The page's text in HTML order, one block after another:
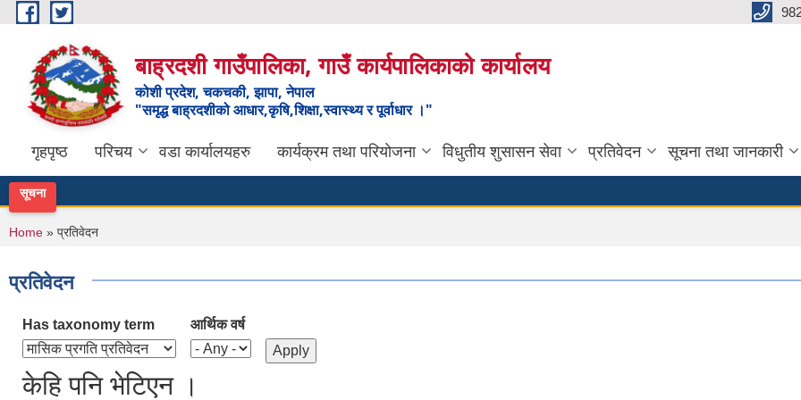
Skip to main content
बाह्रदशी गाउँपालिका, गाउँ कार्यपालिकाको कार्यालय
कोशी प्रदेश, चकचकी, झापा, नेपाल
"समृद्ध बाह्रदशीको आधार,कृषि,शिक्षा,स्वास्थ्य र पूर्वाधार ।"
गृहपृष्ठ परिचय वडा कार्यालयहरु कार्यक्रम तथा परियोजना विधुतीय शुसासन सेवा प्रतिवेदन सूचना तथा जानकारी
सूचना
You are here
Home » प्रतिवेदन
प्रतिवेदन
Has taxonomy term आर्थिक वर्ष
केहि पनि भेटिएन ।